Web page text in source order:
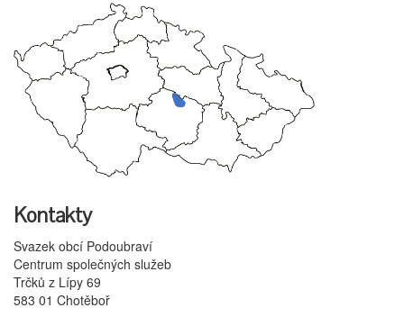
Kontakty
Svazek obcí Podoubraví
Centrum společných služeb
Trčků z Lípy 69
583 01 Chotěboř